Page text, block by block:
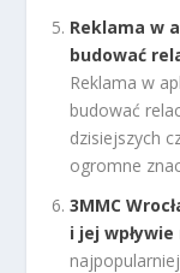
Reklama w
budować
Reklama w
budować
dzisiejszych
ogromne
3MMC
i jej